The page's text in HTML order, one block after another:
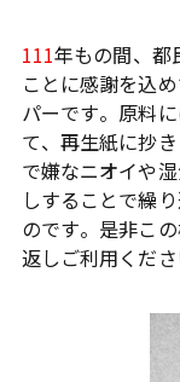
111年もの間、都
ことに感謝を込
パーです。原料
て、再生紙に抄
で嫌なニオイや
しすることで繰
のです。是非こ
返しご利用くださ